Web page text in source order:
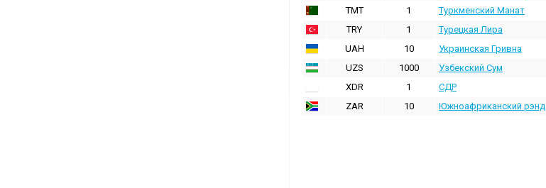
TMT
1 Туркменский Манат
TRY
1 Турецкая Лира
UAH
10 Украинская Гривна
UZS
1000 Узбекский Сум
XDR
1 СДР
ZAR
10 Южноафриканский рэнд